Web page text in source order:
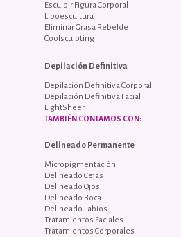
Esculpir Figura Corporal
Lipoescultura
Eliminar Grasa Rebelde
Coolsculpting
Depilación Definitiva
Depilación Definitiva Corporal
Depilación Definitiva Facial
LightSheer
TAMBIÉN CONTAMOS CON:
Delineado Permanente
Micropigmentación
Delineado Cejas
Delineado Ojos
Delineado Boca
Delineado Labios
Tratamientos Faciales
Tratamientos Corporales